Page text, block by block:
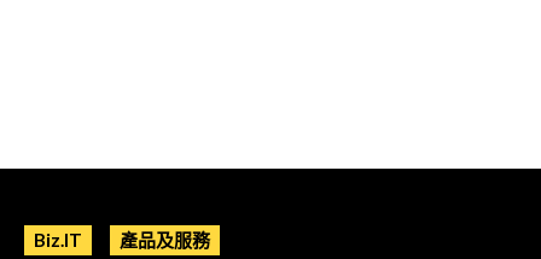
Biz.IT 產品及服務